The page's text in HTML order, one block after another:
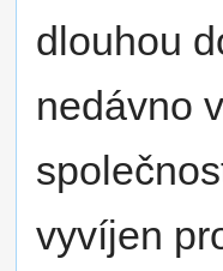
dlouhou
nedávno
vyvíjen